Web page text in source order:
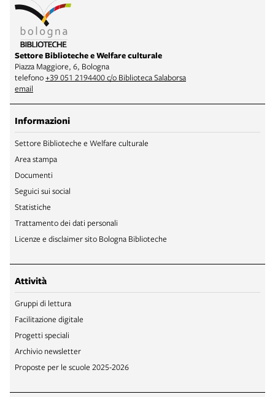
Settore Biblioteche e Welfare culturale
Piazza Maggiore, 6, Bologna
telefono+39 051 2194400 c/o Biblioteca Salaborsa
email
Informazioni
Settore Biblioteche e Welfare culturale
Area stampa
Documenti
Seguici sui social
Statistiche
Trattamento dei dati personali
Licenze e disclaimer sito Bologna Biblioteche
Attività
Gruppi di lettura
Facilitazione digitale
Progetti speciali
Archivio newsletter
Proposte per le scuole 2025-2026